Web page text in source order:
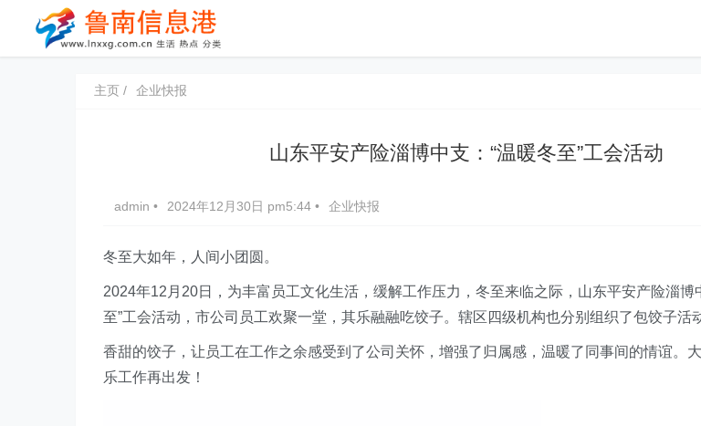
主页 企业快报
山东平安产险淄博中支：“温暖冬至”工会活动
admin • 2024年12月30日 pm5:44 • 企业快报
冬至大如年，人间小团圆。
2024年12月20日，为丰富员工文化生活，缓解工作压力，冬至来临之际，山东平安产险淄博
至”工会活动，市公司员工欢聚一堂，其乐融融吃饺子。辖区四级机构也分别组织了包饺子活
香甜的饺子，让员工在工作之余感受到了公司关怀，增强了归属感，温暖了同事间的情谊。
乐工作再出发！